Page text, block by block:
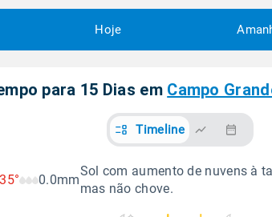
Hoje
para 15 Dias em Campo
Timeline
35° 0.0mm
Sol com aumento de nuvens à
mas não chove.